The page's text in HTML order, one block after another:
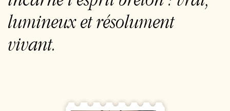
lumineux et résolument
vivant.